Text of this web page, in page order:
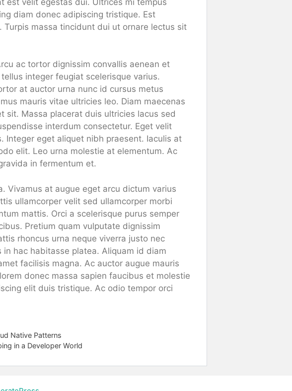
diam donec adipiscing tristique. Est
Turpis massa tincidunt dui ut ornare lectus sit
ac tortor dignissim convallis aenean et
integer feugiat scelerisque varius.
at auctor urna nunc id cursus metus
mauris vitae ultricies leo. Diam maecenas
sit. Massa placerat duis ultricies lacus sed
interdum consectetur. Eget velit
Integer eget aliquet nibh praesent. Iaculis at
elit. Leo urna molestie at elementum. Ac
in fermentum et.
Vivamus at augue eget arcu dictum varius
ullamcorper velit sed ullamcorper morbi
mattis. Orci a scelerisque purus semper
Pretium quam vulputate dignissim
rhoncus urna neque viverra justo nec
hac habitasse platea. Aliquam id diam
facilisis magna. Ac auctor augue mauris
donec massa sapien faucibus et molestie
elit duis tristique. Ac odio tempor orci
Native Patterns
in a Developer World